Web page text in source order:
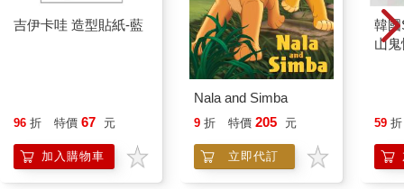
吉伊卡哇 造型貼紙-藍
96 折 特價 67 元
加入購物車
Nala and Simba
9 折 特價 205 元
立即代訂
韓
山
59 折